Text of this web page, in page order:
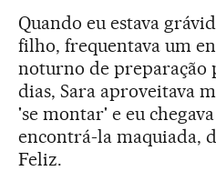
Quando eu estava
filho, frequentava um
noturno de preparação
dias, Sara aproveitava
'se montar' e eu
encontrá-­la maquiada,
Feliz.